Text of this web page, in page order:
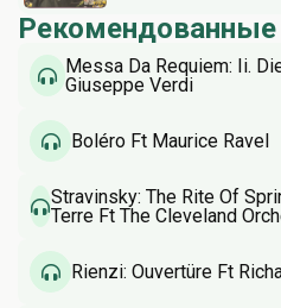
Рекомендованные
Messa Da Requiem: Ii.
Giuseppe Verdi
Boléro Ft Maurice Ravel
Stravinsky: The Rite Of
Terre Ft The Cleveland
Rienzi: Ouvertüre Ft